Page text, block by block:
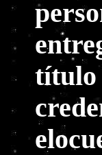
título